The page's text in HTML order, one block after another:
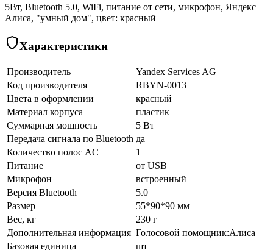
5Вт, Bluetooth 5.0, WiFi, питание от сети, микрофон, Яндекс
Алиса, "умный дом", цвет: красный
Характеристики
Производитель
Yandex Services AG
Код производителя
RBYN-0013
Цвета в оформлении
красный
Материал корпуса
пластик
Суммарная мощность
5 Вт
Передача сигнала по Bluetooth да
Количество полос AC
1
Питание
от USB
Микрофон
встроенный
Версия Bluetooth
5.0
Размер
55*90*90 мм
Вес, кг
230 г
Дополнительная информация Голосовой помощник:Алиса
Базовая единица
шт